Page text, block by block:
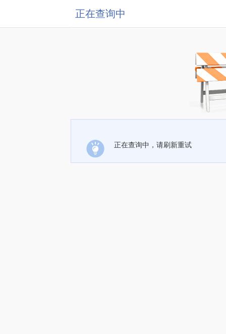
正在查询中
正在查询中，请刷新重试